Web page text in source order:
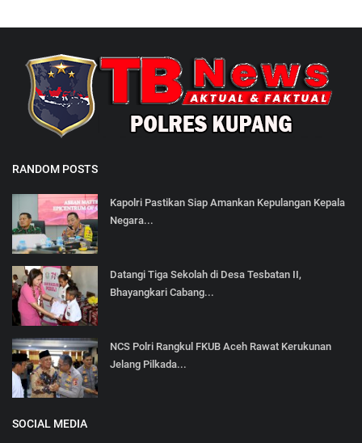
RANDOM POSTS
Kapolri Pastikan Siap Amankan Kepulangan Kepala
Negara...
Datangi Tiga Sekolah di Desa Tesbatan II,
Bhayangkari Cabang...
NCS Polri Rangkul FKUB Aceh Rawat Kerukunan
Jelang Pilkada...
SOCIAL MEDIA